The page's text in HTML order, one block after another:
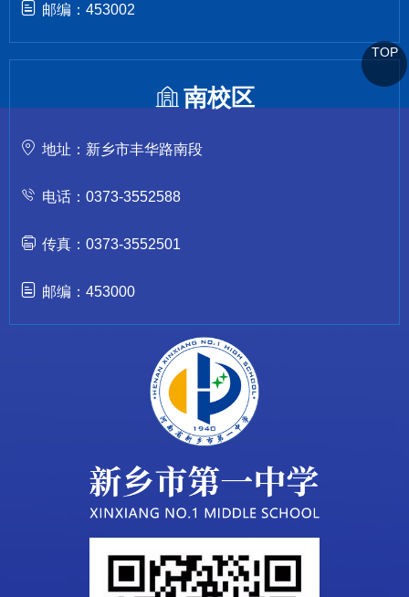
邮编：453002
南校区
地址：新乡市丰华路南段
电话：0373-3552588
传真：0373-3552501
邮编：453000
TOP